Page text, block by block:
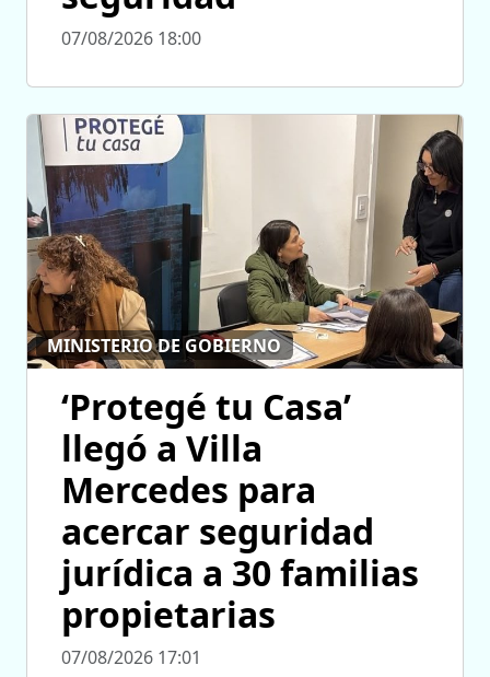
07/08/2026 18:00
MINISTERIO DE GOBIERNO
‘Protegé tu Casa’
llegó a Villa
Mercedes para
acercar seguridad
jurídica a 30 familias
propietarias
07/08/2026 17:01